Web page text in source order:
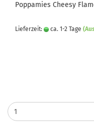
Poppamies Cheesy
Lieferzeit: ca. 1-2 Tage